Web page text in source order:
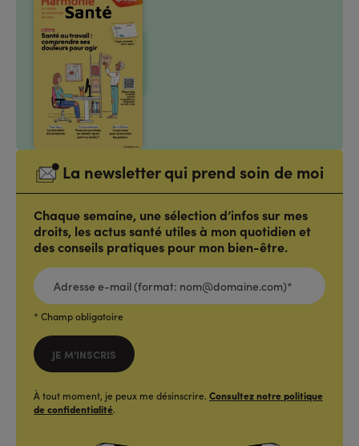
La newsletter qui prend soin de moi
Chaque semaine, une sélection d’infos sur mes
droits, les actus santé utiles à mon quotidien et
des conseils pratiques pour mon bien-être.
ADRESSE
E-
MAIL
(FORMAT:
NOM@DOMAINE.COM)*
* Champ obligatoire
JE M'INSCRIS
À tout moment, je peux me désinscrire. Consultez notre politique
de confidentialité.